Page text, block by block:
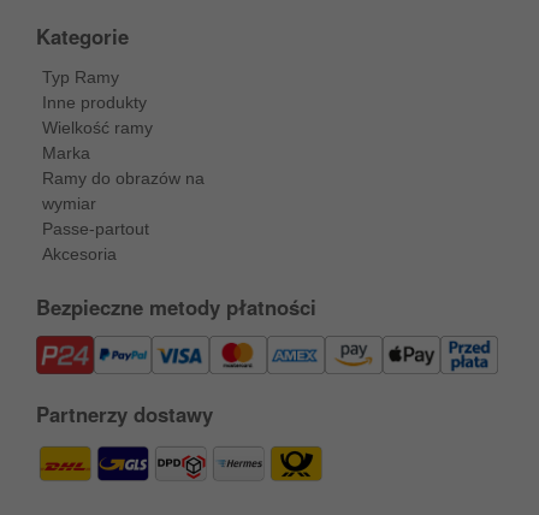
Kategorie
Typ Ramy
Inne produkty
Wielkość ramy
Marka
Ramy do obrazów na
wymiar
Passe-partout
Akcesoria
Bezpieczne metody płatności
Partnerzy dostawy